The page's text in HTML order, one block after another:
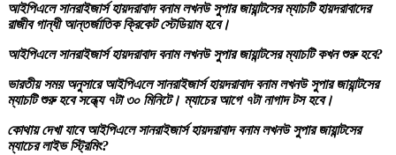
আইপিএলে সানরাইজার্স হায়দরাবাদ বনাম লখনউ সুপার জায়ান্টসের ম্যাচটি হায়দরাবাদের
রাজীব গান্ধী আন্তর্জাতিক ক্রিকেট স্টেডিয়াম হবে।
আইপিএলে সানরাইজার্স হায়দরাবাদ বনাম লখনউ সুপার জায়ান্টসের ম্যাচটি কখন শুরু হবে?
ভারতীয় সময় অনুসারে আইপিএলে সানরাইজার্স হায়দরাবাদ বনাম লখনউ সুপার জায়ান্টসের
ম্যাচটি শুরু হবে সন্ধ্যে ৭টা ৩০ মিনিটে। ম্যাচের আগে ৭টা নাগাদ টস হবে।
কোথায় দেখা যাবে আইপিএলে সানরাইজার্স হায়দরাবাদ বনাম লখনউ সুপার জায়ান্টসের
ম্যাচের লাইভ স্ট্রিমিং?